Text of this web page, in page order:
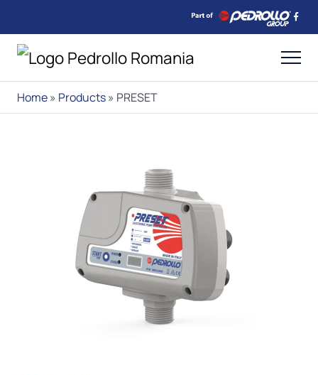
Home» Products» PRESET